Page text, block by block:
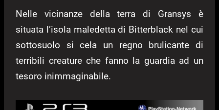
Nelle vicinanze della terra di Gransys è
situata l’isola maledetta di Bitterblack nel cui
sottosuolo si cela un regno brulicante di
terribili creature che fanno la guardia ad un
tesoro inimmaginabile.